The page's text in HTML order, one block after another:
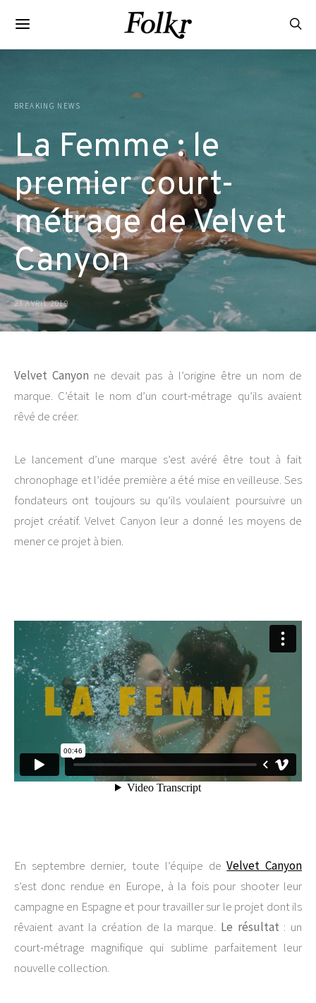
BREAKING NEWS
La Femme : le
premier court-
métrage de Velvet
Canyon
23 AVRIL 2019
Velvet Canyon ne devait pas à l’origine être un nom de
marque. C’était le nom d’un court-métrage qu’ils avaient
rêvé de créer.
Le lancement d’une marque s’est avéré être tout à fait
chronophage et l’idée première a été mise en veilleuse. Ses
fondateurs ont toujours su qu’ils voulaient poursuivre un
projet créatif. Velvet Canyon leur a donné les moyens de
mener ce projet à bien.
En septembre dernier, toute l’équipe deVelvet Canyon
s’est donc rendue en Europe, à la fois pour shooter leur
campagne en Espagne et pour travailler sur le projet dont ils
rêvaient avant la création de la marque. Le résultat : un
court-métrage magnifique qui sublime parfaitement leur
nouvelle collection.